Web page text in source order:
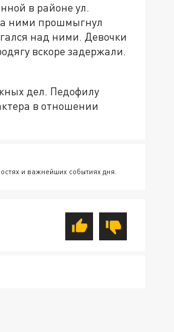
в районе ул.
ними прошмыгнул
над ними. Девочки
вскоре задержали.
дел. Педофилу
в отношении
и важнейших событиях дня.